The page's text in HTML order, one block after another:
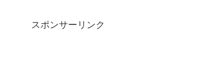
スポンサーリンク